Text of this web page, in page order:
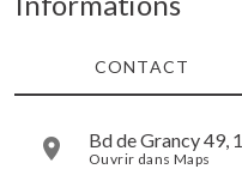
CONTACT
Bd de Grancy 49,
Ouvrir dans Maps